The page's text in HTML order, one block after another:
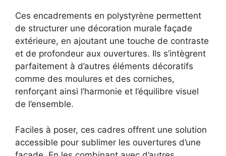
Ces encadrements en polystyrène permettent
de structurer une décoration murale façade
extérieure, en ajoutant une touche de contraste
et de profondeur aux ouvertures. Ils s’intègrent
parfaitement à d’autres éléments décoratifs
comme des moulures et des corniches,
renforçant ainsi l’harmonie et l’équilibre visuel
de l’ensemble.
Faciles à poser, ces cadres offrent une solution
accessible pour sublimer les ouvertures d’une